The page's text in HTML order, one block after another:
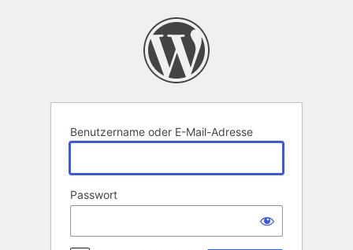
Benutzername oder E-Mail-Adresse
Passwort